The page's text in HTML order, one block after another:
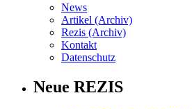
News
Artikel (Archiv)
Rezis (Archiv)
Kontakt
Datenschutz
Neue REZIS